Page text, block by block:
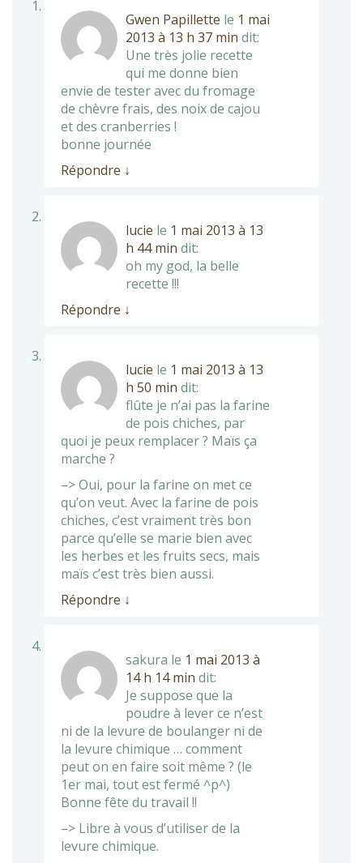
Gwen Papillette le 1 mai
2013 à 13 h 37 min dit:
Une très jolie recette
qui me donne bien
envie de tester avec du fromage
de chèvre frais, des noix de cajou
et des cranberries !
bonne journée
Répondre ↓
lucie le 1 mai 2013 à 13
h 44 min dit:
oh my god, la belle
recette !!!
Répondre ↓
lucie le 1 mai 2013 à 13
h 50 min dit:
flûte je n’ai pas la farine
de pois chiches, par
quoi je peux remplacer ? Maïs ça
marche ?
–> Oui, pour la farine on met ce
qu’on veut. Avec la farine de pois
chiches, c’est vraiment très bon
parce qu’elle se marie bien avec
les herbes et les fruits secs, mais
maïs c’est très bien aussi.
Répondre ↓
sakura le 1 mai 2013 à
14 h 14 min dit:
Je suppose que la
poudre à lever ce n’est
ni de la levure de boulanger ni de
la levure chimique … comment
peut on en faire soit même ? (le
1er mai, tout est fermé ^p^)
Bonne fête du travail !!
–> Libre à vous d’utiliser de la
levure chimique.